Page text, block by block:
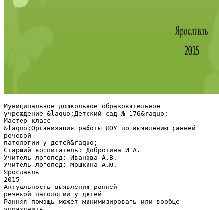
Муниципальное дошкольное образовательное
учреждение &laquo;Детский сад № 176&raquo;
Мастер-класс
&laquo;Организация работы ДОУ по выявлению ранней
речевой
патологии у детей&raquo;
Старший воспитатель: Добротина И.А.
Учитель-логопед: Иванова А.В.
Учитель-логопед: Мошкина А.Ю.
Ярославль
2015
Актуальность выявления ранней
речевой патологии у детей
Ранняя помощь может минимизировать или вообще